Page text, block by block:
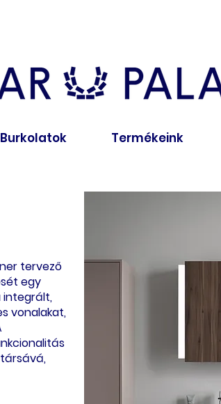
Burkolatok Termékeink
tervező
egy
integrált,
vonalakat,